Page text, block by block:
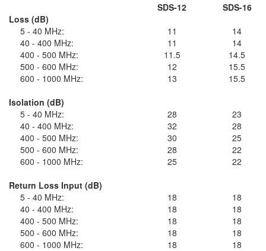
SDS-12
SDS-16
Loss (dB)
5 - 40 MHz:
11
14
40 - 400 MHz:
11
14
400 - 500 MHz:
11.5
14.5
500 - 600 MHz:
12
15.5
600 - 1000 MHz:
13
15.5
Isolation (dB)
5 - 40 MHz:
28
23
40 - 400 MHz:
32
28
400 - 500 MHz:
30
25
500 - 600 MHz:
28
22
600 - 1000 MHz:
25
22
Return Loss Input (dB)
5 - 40 MHz:
18
18
40 - 400 MHz:
18
18
400 - 500 MHz:
18
18
500 - 600 MHz:
18
18
600 - 1000 MHz:
18
18